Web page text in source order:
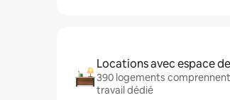
Locations avec espace
390 logements
travail dédié